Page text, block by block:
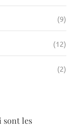
(9)
(12)
(2)
sont les